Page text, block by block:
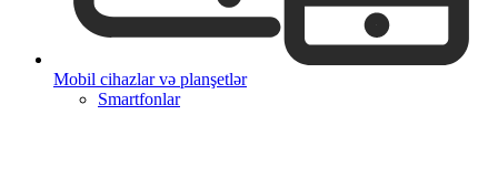
Mobil cihazlar və planşetlər
Smartfonlar